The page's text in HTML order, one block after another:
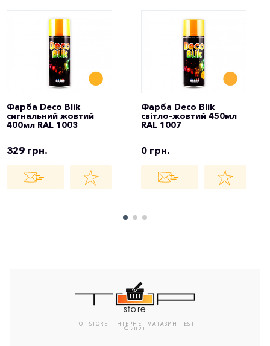
Фарба Deco Blik
сигнальний жовтий
400мл RAL 1003
329 грн.
Фарба Deco Blik
світло-жовтий 450мл
RAL 1007
0 грн.
TOP STORE - ІНТЕРНЕТ МАГАЗИН - EST
© 2021